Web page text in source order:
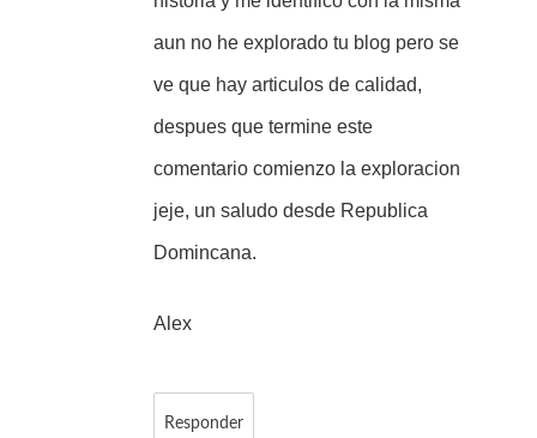
aun no he explorado tu blog pero se
ve que hay articulos de calidad,
despues que termine este
comentario comienzo la exploracion
jeje, un saludo desde Republica
Domincana.
Alex
Responder